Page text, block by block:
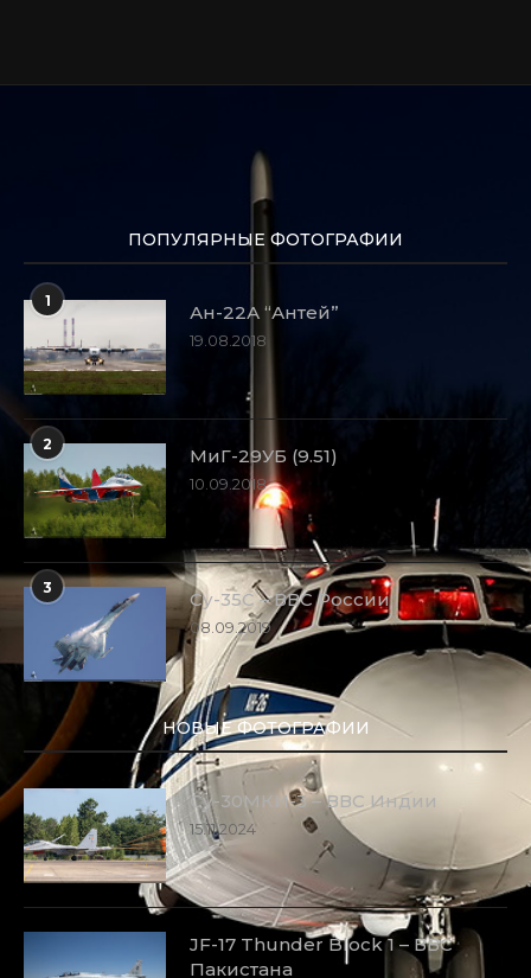
ПОПУЛЯРНЫЕ ФОТОГРАФИИ
1
Ан-22А “Антей”
19.08.2018
2
МиГ-29УБ (9.51)
10.09.2018
3
Су-35С – ВВС России
08.09.2019
НОВЫЕ ФОТОГРАФИИ
Су-30МКИ-3 – ВВС Индии
15.11.2024
JF-17 Thunder Block 1 – ВВС
Пакистана